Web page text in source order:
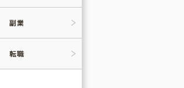
副業
転職